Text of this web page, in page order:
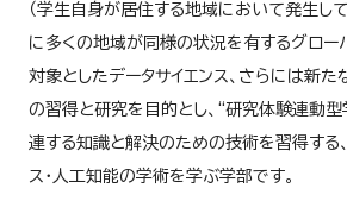
（学生自身が居住する地域において発生し
に多くの地域が同様の状況を有するグロー
対象としたデータサイエンス、さらには新
の習得と研究を目的とし、“研究体験連動
連する知識と解決のための技術を習得する
ス・人工知能の学術を学ぶ学部です。